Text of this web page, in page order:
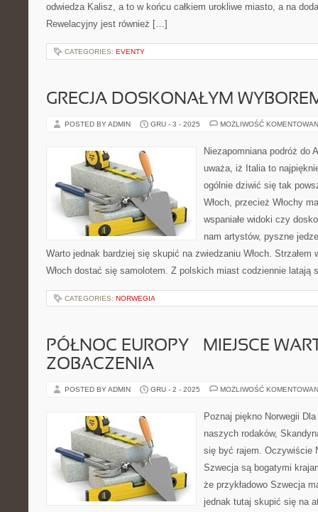
odwiedza Kalisz, a to w końcu całkiem urokliwe miasto, a na
Rewelacyjny jest również […]
CATEGORIES: EVENTY
GRECJA DOSKONAŁYM
POSTED BY ADMIN GRU - 3 - 2025 MOŻLIWOŚĆ
Niezapomniana podróż do
uważa, iż Italia to
ogólnie dziwić się tak
Włoch, przecież Włochy
wspaniałe widoki czy
nam artystów, pyszne
Warto jednak bardziej się skupić na zwiedzaniu Włoch.
Włoch dostać się samolotem. Z polskich miast codziennie
CATEGORIES: NORWEGIA
PÓŁNOC EUROPY – MIEJSCE
ZOBACZENIA
POSTED BY ADMIN GRU - 2 - 2025 MOŻLIWOŚĆ
Poznaj piękno Norwegii
naszych rodaków,
się być rajem. Oczywiście
Szwecja są bogatymi
że przykładowo Szwecja
jednak tutaj skupić się na